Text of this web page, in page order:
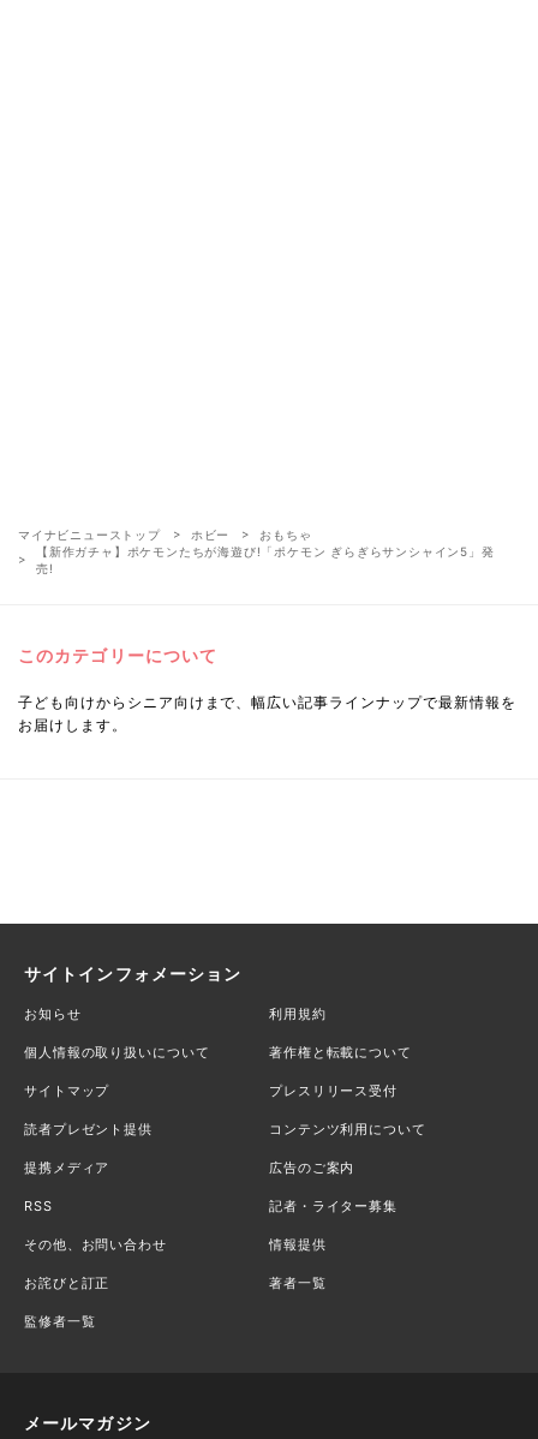
マイナビニューストップ ホビー
おもちゃ
【新作ガチャ】ポケモンたちが海遊び!「ポケモン ぎらぎらサンシャイン5」発
売!
このカテゴリーについて
子ども向けからシニア向けまで、幅広い記事ラインナップで最新情報を
お届けします。
サイトインフォメーション
お知らせ 利用規約
個人情報の取り扱いについて 著作権と転載について
サイトマップ プレスリリース受付
読者プレゼント提供 コンテンツ利用について
提携メディア 広告のご案内
RSS 記者・ライター募集
その他、お問い合わせ 情報提供
お詫びと訂正 著者一覧
監修者一覧
メールマガジン